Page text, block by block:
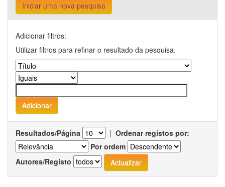
Iniciar uma nova pesquisa
Adicionar filtros:
Utilizar filtros para refinar o resultado da pesquisa.
Resultados/Página | Ordenar registos por:
Por ordem
Autores/Registo